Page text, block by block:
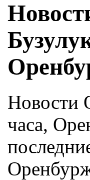
Новости
часа,